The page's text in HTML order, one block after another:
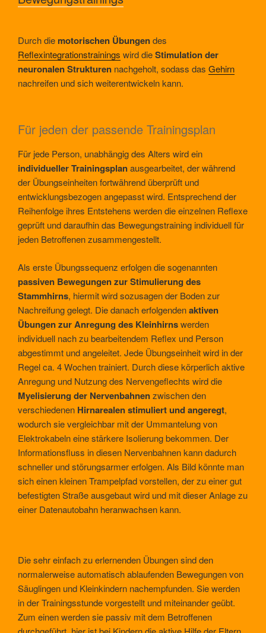
Durch die motorischen Übungendes
Reflexintegrationstrainings wird dieStimulation der
neuronalen Strukturen nachgeholt, sodass das Gehirn
nachreifen und sich weiterentwickeln kann.
Für jeden der passende Trainingsplan
Für jede Person, unabhängig des Alters wird ein
individueller Trainingsplanausgearbeitet, der während
der Übungseinheiten fortwährend überprüft und
entwicklungsbezogen angepasst wird. Entsprechend der
Reihenfolge ihres Entstehens werden die einzelnen Reflexe
geprüft und daraufhin das Bewegungstraining individuell für
jeden Betroffenen zusammengestellt.
Als erste Übungssequenz erfolgen die sogenannten
passiven Bewegungen zur Stimulierung des
Stammhirns, hiermit wird sozusagen der Boden zur
Nachreifung gelegt. Die danach erfolgendenaktiven
Übungen zur Anregung des Kleinhirnswerden
individuell nach zu bearbeitendem Reflex und Person
abgestimmt und angeleitet. Jede Übungseinheit wird in der
Regel ca. 4 Wochen trainiert. Durch diese körperlich aktive
Anregung und Nutzung des Nervengeflechts wird die
Myelisierung der Nervenbahnenzwischen den
verschiedenen Hirnarealen stimuliert und angeregt,
wodurch sie vergleichbar mit der Ummantelung von
Elektrokabeln eine stärkere Isolierung bekommen. Der
Informationsfluss in diesen Nervenbahnen kann dadurch
schneller und störungsarmer erfolgen. Als Bild könnte man
sich einen kleinen Trampelpfad vorstellen, der zu einer gut
befestigten Straße ausgebaut wird und mit dieser Anlage zu
einer Datenautobahn heranwachsen kann.
Die sehr einfach zu erlernenden Übungen sind den
normalerweise automatisch ablaufenden Bewegungen von
Säuglingen und Kleinkindern nachempfunden. Sie werden
in der Trainingsstunde vorgestellt und miteinander geübt.
Zum einen werden sie passiv mit dem Betroffenen